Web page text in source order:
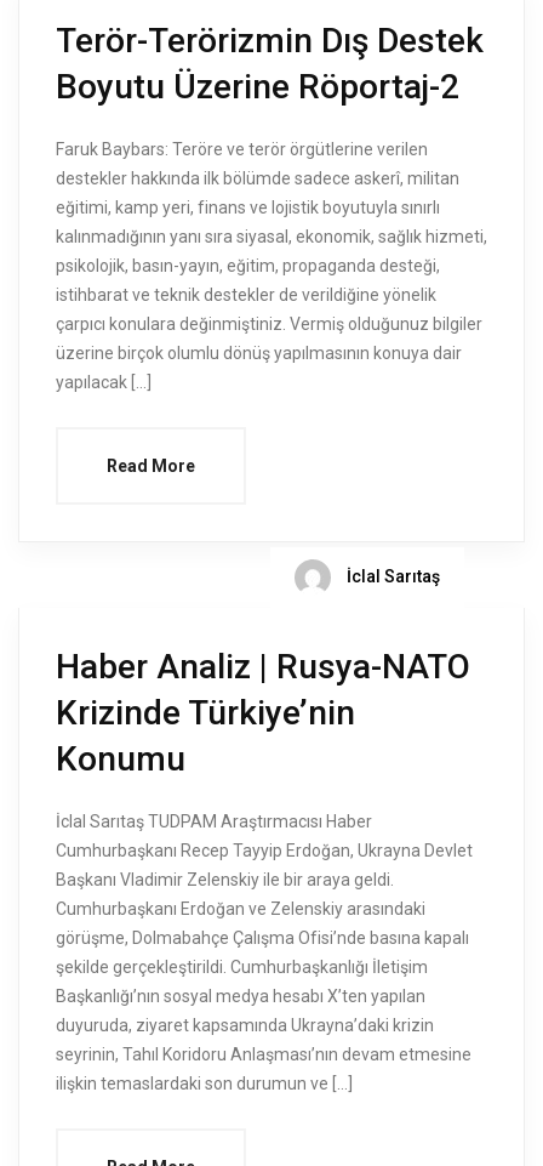
Terör-Terörizmin Dış Destek
Boyutu Üzerine Röportaj-2
Faruk Baybars: Teröre ve terör örgütlerine verilen
destekler hakkında ilk bölümde sadece askerî, militan
eğitimi, kamp yeri, finans ve lojistik boyutuyla sınırlı
kalınmadığının yanı sıra siyasal, ekonomik, sağlık hizmeti,
psikolojik, basın-yayın, eğitim, propaganda desteği,
istihbarat ve teknik destekler de verildiğine yönelik
çarpıcı konulara değinmiştiniz. Vermiş olduğunuz bilgiler
üzerine birçok olumlu dönüş yapılmasının konuya dair
yapılacak […]
Read More
İclal Sarıtaş
Haber Analiz | Rusya-NATO
Krizinde Türkiye’nin
Konumu
İclal Sarıtaş TUDPAM Araştırmacısı Haber
Cumhurbaşkanı Recep Tayyip Erdoğan, Ukrayna Devlet
Başkanı Vladimir Zelenskiy ile bir araya geldi.
Cumhurbaşkanı Erdoğan ve Zelenskiy arasındaki
görüşme, Dolmabahçe Çalışma Ofisi’nde basına kapalı
şekilde gerçekleştirildi. Cumhurbaşkanlığı İletişim
Başkanlığı’nın sosyal medya hesabı X’ten yapılan
duyuruda, ziyaret kapsamında Ukrayna’daki krizin
seyrinin, Tahıl Koridoru Anlaşması’nın devam etmesine
ilişkin temaslardaki son durumun ve […]